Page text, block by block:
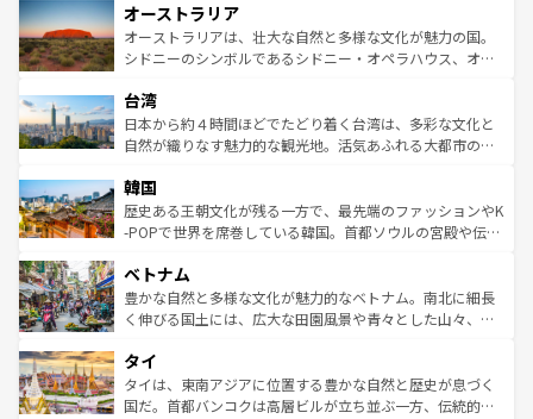
部のニューオーリンズでは、音楽と美食が融合した独特の
文化が魅力。旅行者はアメリカの各地域で異なる魅力を楽
しみながら、その多様性と豊かな歴史を感じることができ
ならではの贅沢な旅のスタイルだ。 なお、新着のアメリカ
情報はコンテンツ一覧を参照してほしい。
ワイ島は見逃せない。また、定番の観光地といえばオアフ
島だが、静かな自然を求めるならマウイ島やカウアイ島が
おすすめ。エメラルドグリーンに輝く海をはじめ、豊かな
れるおもてなしの心で訪れる人々を迎えてくれるハワイの
人々、おいしいローカルフードやハワイアンミュージッ
ク、伝統的なフラダンスなど、すべてがハワイの魅力を彩
ワイを、存分に味わってほしい。 なお、新着のハワイ情報
はコンテンツ一覧を参照してほしい。
オーストラリア
オーストラリアは、壮大な自然と多様な文化が魅力の国。
シドニーのシンボルであるシドニー・オペラハウス、オー
リアリーフや大陸中央部にそびえるウルル（エアーズロッ
ク）、タスマニアの美しい原生林やケアンズの熱帯雨林な
ど、見どころがたくさん。また、カフェやワイン、オージ
いる。アクティビティも充実しており、サーフィンやダイ
ビング、ハイキングなど、アウトドア好きにはたまらな
い。オーストラリアの多彩な魅力を存分に味わいつくそ
参照してほしい。
台湾
日本から約４時間ほどでたどり着く台湾は、多彩な文化と
自然が織りなす魅力的な観光地。活気あふれる大都市の台
ン）、静ひつな山岳地帯である台湾東部など、都市の喧騒
と山間の静けさが共存しており、訪れる人に新しい発見と
驚きをもたらしてくれる。また、奥深い台湾の食文化も魅
容にもいいと評判のスイーツなど、バラエティ豊かな料理
が味わえる。 なお、新着の台湾情報は コンテンツ一覧を参
照してほしい。
韓国
歴史ある王朝文化が残る一方で、最先端のファッションやK
-POPで世界を席巻している韓国。首都ソウルの宮殿や伝統
き、地方に足を延ばせば四季折々の自然美を楽しむことが
できる。そして、キムチや焼肉、絶品のストリートフード
まで、さまざまな韓国料理が待っている。夜には、韓国な
リティに包まれながら、韓国の多彩な魅力を心ゆくまで味
わってみてほしい。 なお、新着の韓国情報はコンテンツ一
覧を参照してほしい。
ベトナム
豊かな自然と多様な文化が魅力的なベトナム。南北に細長
く伸びる国土には、広大な田園風景や青々とした山々、世
急速な発展と共に伝統が息づく。ハノイの古い町並みやホ
ーチミン市のフランス統治時代の建物も、独特の雰囲気を
醸し出している。また、バラエティの豊かさとおいしさで
タイ
タイは、東南アジアに位置する豊かな自然と歴史が息づく
国だ。首都バンコクは高層ビルが立ち並ぶ一方、伝統的な